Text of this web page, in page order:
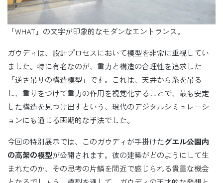
「WHAT」の文字が印象的なモダンなエントランス。
ガウディは、設計プロセスにおいて模型を非常に重視してい
ました。特に有名なのが、重力と構造の合理性を追求した
「逆さ吊りの構造模型」です。これは、天井から糸を吊る
し、重りをつけて重力の作用を視覚化することで、最も安定
した構造を見つけ出すという、現代のデジタルシミュレーシ
ョンにも通じる画期的な手法でした。
今回の特別展示では、このガウディが手掛けたグエル公園内
の高架の模型が公開されます。彼の建築がどのようにして生
まれたのか、その思考の片鱗を間近で感じられる貴重な機会